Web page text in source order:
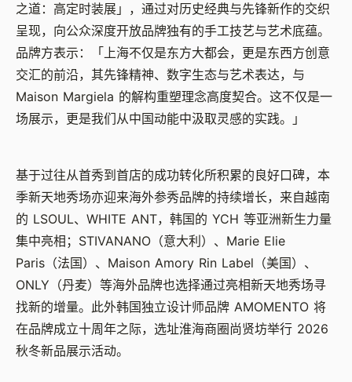
之道：高定时装展」，通过对历史经典与先锋新作的交织
呈现，向公众深度开放品牌独有的手工技艺与艺术底蕴。
品牌方表示：「上海不仅是东方大都会，更是东西方创意
交汇的前沿，其先锋精神、数字生态与艺术表达，与
Maison Margiela 的解构重塑理念高度契合。这不仅是一
场展示，更是我们从中国动能中汲取灵感的实践。」
基于过往从首秀到首店的成功转化所积累的良好口碑，本
季新天地秀场亦迎来海外参秀品牌的持续增长，来自越南
的 LSOUL、 WHITE ANT，韩国的 YCH 等亚洲新生力量
集中亮相； STIVANANO （意大利）、 Marie Elie
Paris （法国）、 Maison Amory Rin Label （美国）、
ONLY （丹麦）等海外品牌也选择通过亮相新天地秀场寻
找新的增量。此外韩国独立设计师品牌 AMOMENTO 将
在品牌成立十周年之际，选址淮海商圈尚贤坊举行 2026
秋冬新品展示活动。